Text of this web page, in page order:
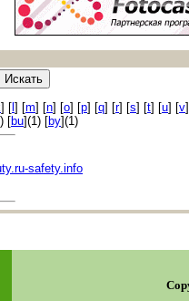
] [ ] [m] [n] [o] [p] [q] [r] [s] [t] [u] [v
[bu](1) [by](1)
safety.info